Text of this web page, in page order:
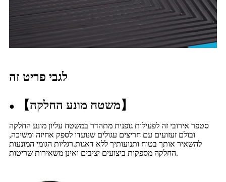
לגבי פריט זה
● 【משטח מונע החלקה】
סטפר אירובי זה לפעילות גופנית מתהדר במשטח עליון מונע החלקה
ובולם זעזועים עם חריצים עגולים שנועדו לספק אחיזה ומשיכה,
להשאיר אותך בטוח ותנועותיך ללא דאגות.רגליות הגומי המונעות
החלקה מספקות ביצועים יציבים ואינן משאירות שריטות.